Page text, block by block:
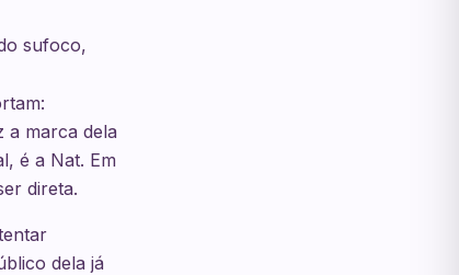
sufoco,
a marca dela
é a Nat. Em
direta.
dela já